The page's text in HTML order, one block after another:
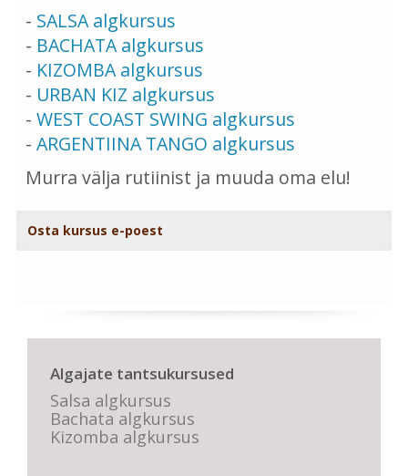
- SALSA algkursus
- BACHATA algkursus
- KIZOMBA algkursus
- URBAN KIZ algkursus
- WEST COAST SWING algkursus
- ARGENTIINA TANGO algkursus
Murra välja rutiinist ja muuda oma elu!
Osta kursus e-poest
Algajate tantsukursused
Salsa algkursus
Bachata algkursus
Kizomba algkursus